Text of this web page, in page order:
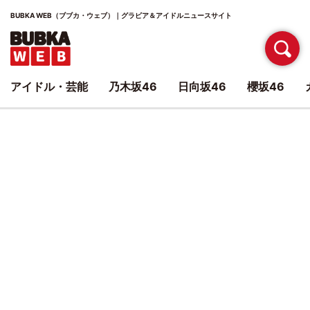
BUBKA WEB（ブブカ・ウェブ）｜グラビア＆アイドルニュースサイト
アイドル・芸能 乃木坂46 日向坂46 櫻坂46